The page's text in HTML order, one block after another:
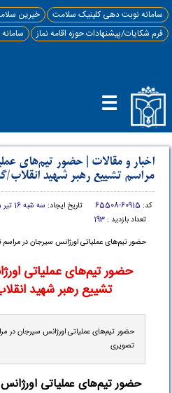
سامانه نوبت دهی کلینیک سلامت
خیرین
فرم شکایات/پیشنهادات حوزه اقامه نماز
☰
اخبار و مقالات |حضور تیم‌های
مراسم تشییع رهبر شهید
کد: 60915-65508 تاریخ ایجاد: سه شبه 16 تیر 1405
تعداد بازدید :193
حضور تیم‌های عملیاتی اورژانس سیرجان در
حضور تیم‌های عملیاتی
تشییع رهبر شهید
حضور تیم‌های عملیاتی اورژانس سیرجان در
تصویری
حضور تیم‌های عملیاتی